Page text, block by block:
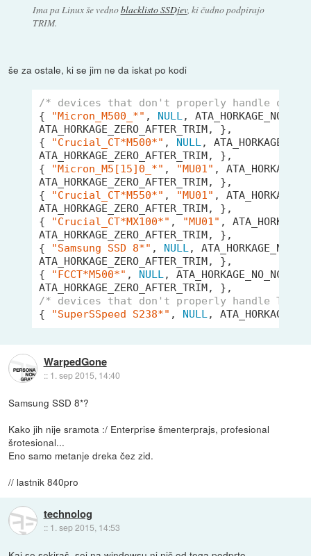
Ima pa Linux še vednoblacklisto SSDjev, ki čudno podpirajo
TRIM.
še za ostale, ki se jim ne da iskat po kodi
/* devices that don't properly handle queued
{
"Micron_M500_*" , NULL,
ATA_HORKAGE_ZERO_AFTER_TRIM, },
{
"Crucial_CT*M500*" , NULL,
ATA_HORKAGE_ZERO_AFTER_TRIM, },
{
"Micron_M5[15]0_*" , "MU01" ,
ATA_HORKAGE_ZERO_AFTER_TRIM, },
{
"Crucial_CT*M550*" , "MU01" ,
ATA_HORKAGE_ZERO_AFTER_TRIM, },
{
"Crucial_CT*MX100*" , "MU01" ,
ATA_HORKAGE_ZERO_AFTER_TRIM, },
{
"Samsung SSD 8*" , NULL,
ATA_HORKAGE_ZERO_AFTER_TRIM, },
{
"FCCT*M500*" , NULL,
/* devices that don't properly handle TRIM
{
"SuperSSpeed S238*" , NULL,
WarpedGone
:: 1. sep 2015, 14:40
Samsung SSD 8*?
Kako jih nije sramota :/ Enterprise šmenterprajs, profesional
šrotesional...
Eno samo metanje dreka čez zid.
// lastnik 840pro
technolog
:: 1. sep 2015, 14:53